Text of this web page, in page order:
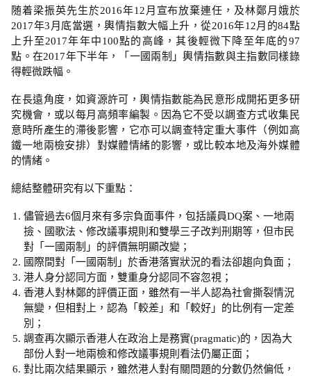
随着梁振英先生於2016年12月宣布放棄連任，及林鄭月娥於
2017年3月底當選，輿情指數大幅上升，從2016年12月的84點
上升至2017年年中100點的高峰，其後輕微下降至年底的97
點。在2017年下半年，「一國兩制」輿情指數與主指數同樣錄
得輕微跌幅。
在長遠角度，如資源許可，輿情指數能為民意形成開拓更多研
究機會，或以每月高頻率編製。因為它不受以調查方式收集民
意時所產生的滯後影響，它亦可以調查特定重大事件（例如高
鐵一地兩檢安排）對媒體情緒的影響，或比較本地及海外媒體
的情緒。
總結整體研究有以下重點：
儘管過去6個月來有多宗負面事件，包括議員DQ案、一地兩
撿、國歌法、修改議事規則和雙學三子改判刑期等，但市民
對「一國兩制」的評價無明顯改變；
國際間對「一國兩制」於香港落實狀況的看法卻趨向負面；
港人身分認同方面，雙重身分認同不容忽視；
香港人對林鄭的評價正面，雖然有一半人認為社會撕裂情況
無變，但相對上，認為「較差」和「較好」的比例有一定差
別；
調查再次顯示香港人在政治上是務實(pragmatic)的，因為大
部份人對一地兩檢和修改議事規則看法仍屬正面；
對比兩次結果顯示，雖然港人對有關問題的分數仍然偏低，